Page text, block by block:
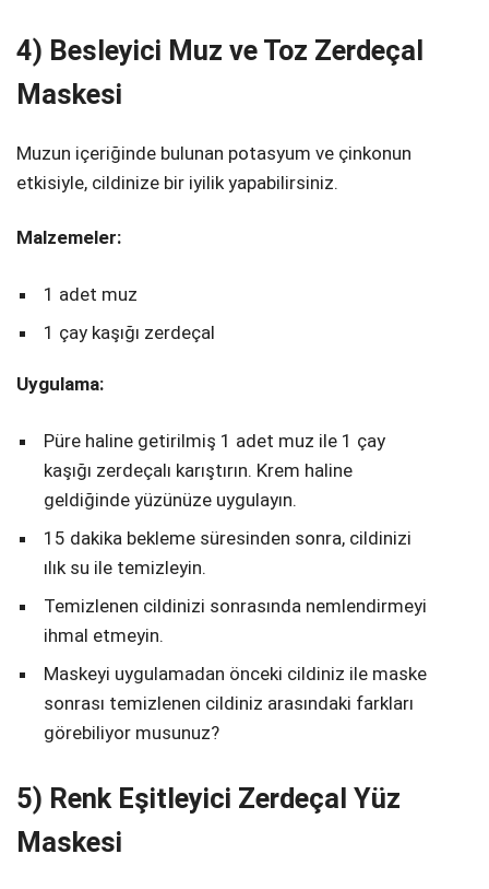
4) Besleyici Muz ve Toz Zerdeçal
Maskesi
Muzun içeriğinde bulunan potasyum ve çinkonun
etkisiyle, cildinize bir iyilik yapabilirsiniz.
Malzemeler:
1 adet muz
1 çay kaşığı zerdeçal
Uygulama:
Püre haline getirilmiş 1 adet muz ile 1 çay
kaşığı zerdeçalı karıştırın. Krem haline
geldiğinde yüzünüze uygulayın.
15 dakika bekleme süresinden sonra, cildinizi
ılık su ile temizleyin.
Temizlenen cildinizi sonrasında nemlendirmeyi
ihmal etmeyin.
Maskeyi uygulamadan önceki cildiniz ile maske
sonrası temizlenen cildiniz arasındaki farkları
görebiliyor musunuz?
5) Renk Eşitleyici Zerdeçal Yüz
Maskesi